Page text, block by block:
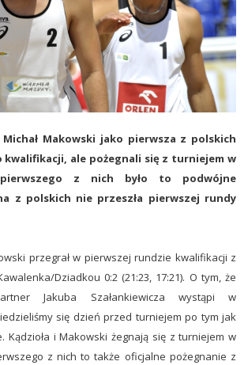
Michał Makowski jako pierwsza z polskich
ale pożegnali się z turniejem w
z nich było to podwójne
z polskich nie przeszła pierwszej rundy
przegrał w pierwszej rundzie kwalifikacji z
Dziadkou 0:2 (21:23, 17:21). O tym, że
Jakuba Szałankiewicza wystąpi w
się dzień przed turniejem po tym jak
Kądzioła i Makowski żegnają się z turniejem w
z nich to także oficjalne pożegnanie z